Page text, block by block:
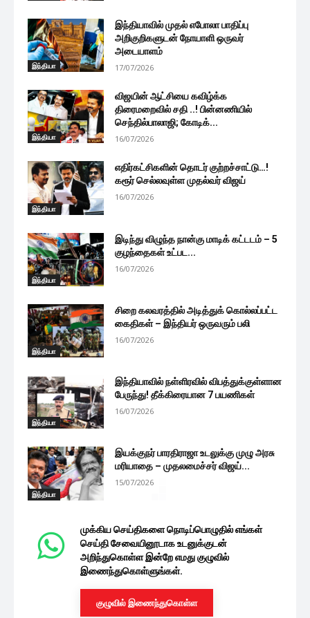
இந்தியா
இந்தியாவில் முதல் எபோலா பாதிப்பு
அறிகுறிகளுடன் நோயாளி ஒருவர்
அடையாளம்
17/07/2026
இந்தியா
விஜயின் ஆட்சியை கவிழ்க்க
திரைமறைவில் சதி ..! பின்னணியில்
செந்தில்பாலாஜி; கோடிக்...
16/07/2026
இந்தியா
எதிர்கட்சிகளின் தொடர் குற்றச்சாட்டு…!
கரூர் செல்லவுள்ள முதல்வர் விஜய்
16/07/2026
இந்தியா
இடிந்து விழுந்த நான்கு மாடிக் கட்டடம் – 5
குழந்தைகள் உட்பட...
16/07/2026
இந்தியா
சிறை கலவரத்தில் அடித்துக் கொல்லப்பட்ட
கைதிகள் – இந்தியர் ஒருவரும் பலி
16/07/2026
இந்தியா
இந்தியாவில் நள்ளிரவில் விபத்துக்குள்ளான
பேருந்து! தீக்கிரையான 7 பயணிகள்
16/07/2026
இந்தியா
இயக்குநர் பாரதிராஜா உடலுக்கு முழு அரசு
மரியாதை – முதலமைச்சர் விஜய்...
15/07/2026
முக்கிய செய்திகளை நொடிப்பொழுதில் எங்கள்
செய்தி சேவையினூடாக உடனுக்குடன்
அறிந்துகொள்ள இன்றே எமது குழுவில்
இணைந்துகொள்ளுங்கள்.
குழுவில் இணைந்துகொள்ள